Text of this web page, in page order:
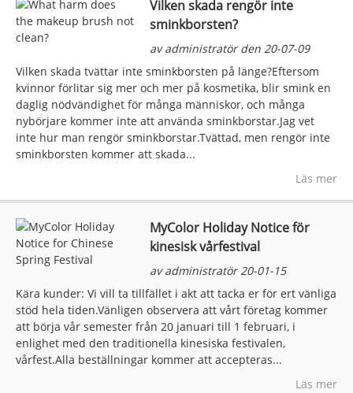
Vilken skada rengör inte
sminkborsten?
av administratör den 20-07-09
Vilken skada tvättar inte sminkborsten på länge?Eftersom
kvinnor förlitar sig mer och mer på kosmetika, blir smink en
daglig nödvändighet för många människor, och många
nybörjare kommer inte att använda sminkborstar.Jag vet
inte hur man rengör sminkborstar.Tvättad, men rengör inte
sminkborsten kommer att skada...
Läs mer
MyColor Holiday Notice för
kinesisk vårfestival
av administratör 20-01-15
Kära kunder: Vi vill ta tillfället i akt att tacka er för ert vänliga
stöd hela tiden.Vänligen observera att vårt företag kommer
att börja vår semester från 20 januari till 1 februari, i
enlighet med den traditionella kinesiska festivalen,
vårfest.Alla beställningar kommer att accepteras...
Läs mer